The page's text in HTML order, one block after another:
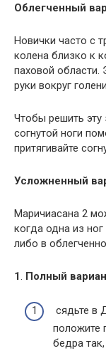
Облегченный
Новички часто с
колена близко к
паховой области.
руки вокруг
Чтобы решить эту
согнутой ноги
притягивайте
Усложненный
Маричиасана 2
когда одна из
либо в
1. Полный
сядьте в
положите
бедра